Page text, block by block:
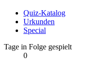
Quiz-Katalog
Urkunden
Special
Tage in Folge gespielt
0